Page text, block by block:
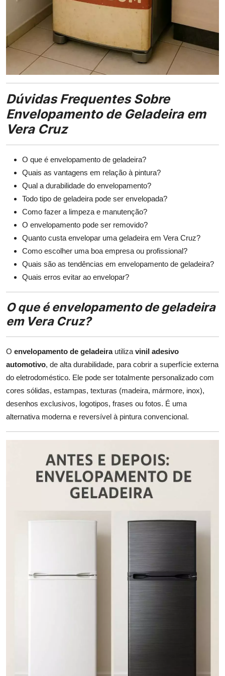
Dúvidas Frequentes Sobre
Envelopamento de Geladeira em
Vera Cruz
O que é envelopamento de geladeira?
Quais as vantagens em relação à pintura?
Qual a durabilidade do envelopamento?
Todo tipo de geladeira pode ser envelopada?
Como fazer a limpeza e manutenção?
O envelopamento pode ser removido?
Quanto custa envelopar uma geladeira em Vera Cruz?
Como escolher uma boa empresa ou profissional?
Quais são as tendências em envelopamento de geladeira?
Quais erros evitar ao envelopar?
O que é envelopamento de geladeira
em Vera Cruz?
O envelopamento de geladeirautiliza vinil adesivo
automotivo, de alta durabilidade, para cobrir a superfície externa
do eletrodoméstico. Ele pode ser totalmente personalizado com
cores sólidas, estampas, texturas (madeira, mármore, inox),
desenhos exclusivos, logotipos, frases ou fotos. É uma
alternativa moderna e reversível à pintura convencional.